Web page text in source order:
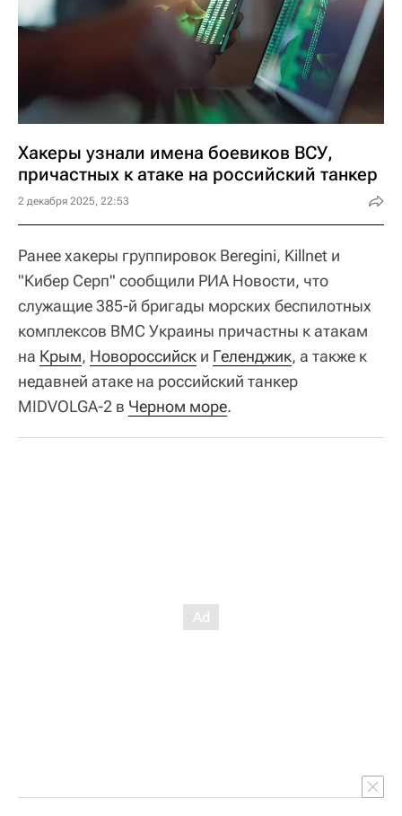
Хакеры узнали имена боевиков ВСУ,
причастных к атаке на российский танкер
2 декабря 2025, 22:53
Ранее хакеры группировок Beregini, Killnet и
"Кибер Серп" сообщили РИА Новости, что
служащие 385-й бригады морских беспилотных
комплексов ВМС Украины причастны к атакам
на Крым, Новороссийск и Геленджик, а также к
недавней атаке на российский танкер
MIDVOLGA-2 в Черном море.